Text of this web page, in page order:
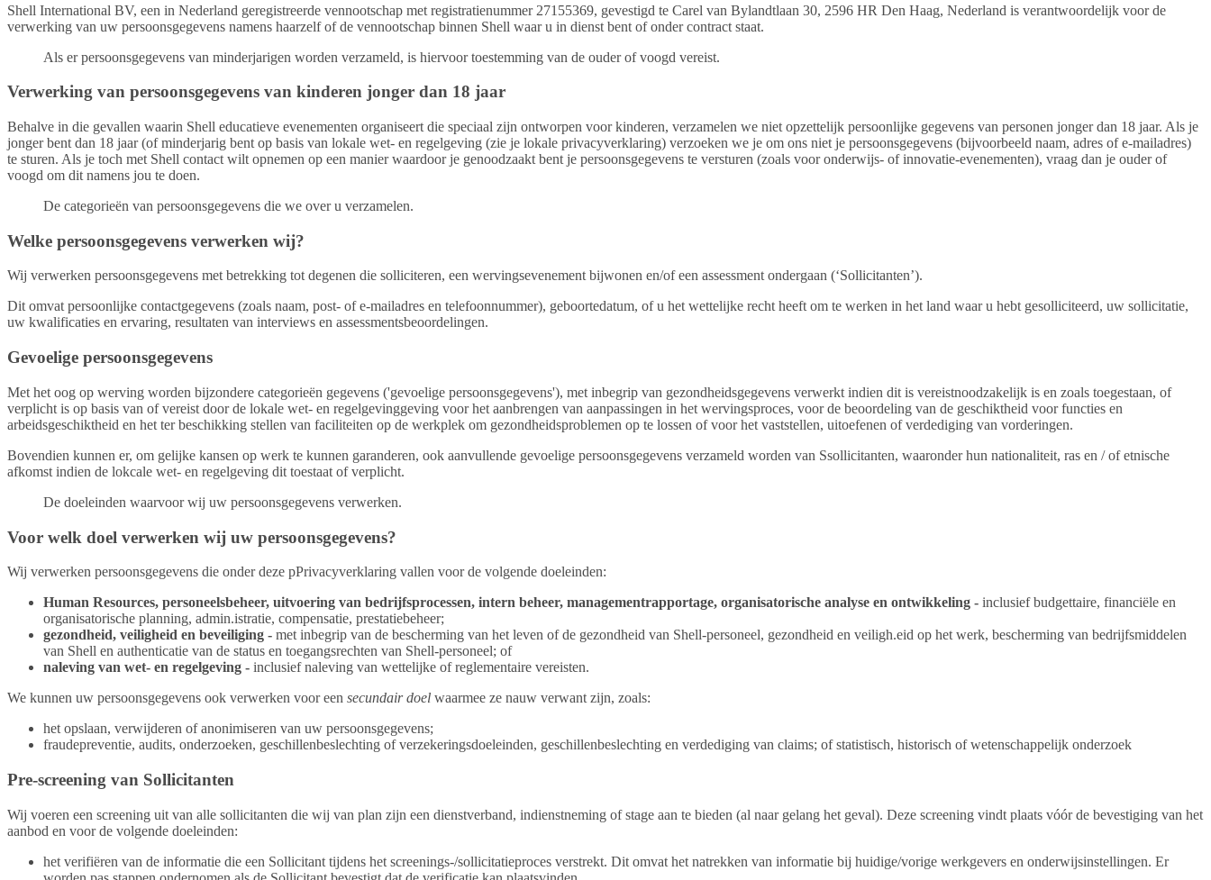
Shell International BV, een in Nederland geregistreerde vennootschap met registratienummer 27155369, gevestigd te Carel van Bylandtlaan 30, 2596 HR Den Haag, Nederland is verantwoordelijk voor de
verwerking van uw persoonsgegevens namens haarzelf of de vennootschap binnen Shell waar u in dienst bent of onder contract staat.
Als er persoonsgegevens van minderjarigen worden verzameld, is hiervoor toestemming van de ouder of voogd vereist.
Verwerking van persoonsgegevens van kinderen jonger dan 18 jaar
Behalve in die gevallen waarin Shell educatieve evenementen organiseert die speciaal zijn ontworpen voor kinderen, verzamelen we niet opzettelijk persoonlijke gegevens van personen jonger dan 18 jaar. Als je
jonger bent dan 18 jaar (of minderjarig bent op basis van lokale wet- en regelgeving (zie je lokale privacyverklaring) verzoeken we je om ons niet je persoonsgegevens (bijvoorbeeld naam, adres of e-mailadres)
te sturen. Als je toch met Shell contact wilt opnemen op een manier waardoor je genoodzaakt bent je persoonsgegevens te versturen (zoals voor onderwijs- of innovatie-evenementen), vraag dan je ouder of
voogd om dit namens jou te doen.
De categorieën van persoonsgegevens die we over u verzamelen.
Welke persoonsgegevens verwerken wij?
Wij verwerken persoonsgegevens met betrekking tot degenen die solliciteren, een wervingsevenement bijwonen en/of een assessment ondergaan (‘Sollicitanten’).
Dit omvat persoonlijke contactgegevens (zoals naam, post- of e-mailadres en telefoonnummer), geboortedatum, of u het wettelijke recht heeft om te werken in het land waar u hebt gesolliciteerd, uw sollicitatie,
uw kwalificaties en ervaring, resultaten van interviews en assessmentsbeoordelingen.
Gevoelige persoonsgegevens
Met het oog op werving worden bijzondere categorieën gegevens ('gevoelige persoonsgegevens'), met inbegrip van gezondheidsgegevens verwerkt indien dit is vereistnoodzakelijk is en zoals toegestaan, of
verplicht is op basis van of vereist door de lokale wet- en regelgevinggeving voor het aanbrengen van aanpassingen in het wervingsproces, voor de beoordeling van de geschiktheid voor functies en
arbeidsgeschiktheid en het ter beschikking stellen van faciliteiten op de werkplek om gezondheidsproblemen op te lossen of voor het vaststellen, uitoefenen of verdediging van vorderingen.
Bovendien kunnen er, om gelijke kansen op werk te kunnen garanderen, ook aanvullende gevoelige persoonsgegevens verzameld worden van Ssollicitanten, waaronder hun nationaliteit, ras en / of etnische
afkomst indien de lokcale wet- en regelgeving dit toestaat of verplicht.
De doeleinden waarvoor wij uw persoonsgegevens verwerken.
Voor welk doel verwerken wij uw persoonsgegevens?
Wij verwerken persoonsgegevens die onder deze pPrivacyverklaring vallen voor de volgende doeleinden:
Human Resources, personeelsbeheer, uitvoering van bedrijfsprocessen, intern beheer, managementrapportage, organisatorische analyse en ontwikkeling - inclusief budgettaire, financiële en
organisatorische planning, admin.istratie, compensatie, prestatiebeheer;
gezondheid, veiligheid en beveiliging - met inbegrip van de bescherming van het leven of de gezondheid van Shell-personeel, gezondheid en veiligh.eid op het werk, bescherming van bedrijfsmiddelen
van Shell en authenticatie van de status en toegangsrechten van Shell-personeel; of
naleving van wet- en regelgeving - inclusief naleving van wettelijke of reglementaire vereisten.
We kunnen uw persoonsgegevens ook verwerken voor een secundair doel waarmee ze nauw verwant zijn, zoals:
het opslaan, verwijderen of anonimiseren van uw persoonsgegevens;
fraudepreventie, audits, onderzoeken, geschillenbeslechting of verzekeringsdoeleinden, geschillenbeslechting en verdediging van claims; of statistisch, historisch of wetenschappelijk onderzoek
Pre-screening van Sollicitanten
Wij voeren een screening uit van alle sollicitanten die wij van plan zijn een dienstverband, indienstneming of stage aan te bieden (al naar gelang het geval). Deze screening vindt plaats vóór de bevestiging van het
aanbod en voor de volgende doeleinden:
het verifiëren van de informatie die een Sollicitant tijdens het screenings-/sollicitatieproces verstrekt. Dit omvat het natrekken van informatie bij huidige/vorige werkgevers en onderwijsinstellingen. Er